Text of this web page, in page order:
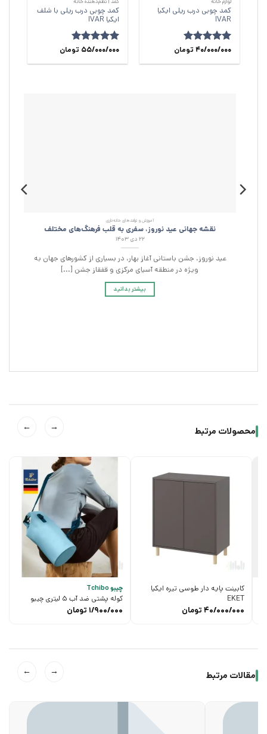
کمد چوبی درب ریلی ایکیا
IVAR
امتیاز5از40/000/000 تومان
کمد چوبی درب ریلی با شلف
ایکیا IVAR
امتیاز5از55/000/000 تومان
آموزش و ترفند‌های خانه‌داری
نقشه جهانی عید نوروز، سفری به قلب فرهنگ‌های مختلف
۲۲ دی ۱۴۰۳
عید نوروز، جشن باستانی آغاز بهار، در بسیاری از کشورهای جهان به
ویژه در منطقه آسیای مرکزی و قفقاز جشن [...]
بیشتر بدانید
محصولات مرتبط →
←
کابینت پایه دار طوسی تیره ایکیا
EKET
40/000/000 تومان
چیبو Tchibo
کوله پشتی ضد آب 5 لیتری چیبو
1/900/000 تومان
مقالات مرتبط →
←